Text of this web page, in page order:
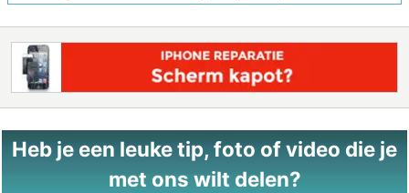
Heb je een leuke tip, foto of video die je
met ons wilt delen?